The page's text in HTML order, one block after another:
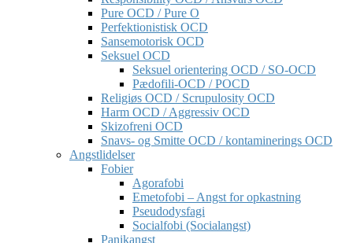
Pure OCD / Pure O
Perfektionistisk OCD
Sansemotorisk OCD
Seksuel OCD
Seksuel orientering OCD / SO-OCD
Pædofili-OCD / POCD
Religiøs OCD / Scrupulosity OCD
Harm OCD / Aggressiv OCD
Skizofreni OCD
Snavs- og Smitte OCD / kontaminerings OCD
Angstlidelser
Fobier
Agorafobi
Emetofobi – Angst for opkastning
Pseudodysfagi
Socialfobi (Socialangst)
Panikangst